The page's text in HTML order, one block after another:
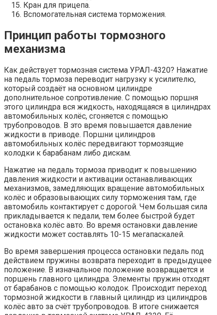
Кран для прицепа.
Вспомогательная система торможения.
Принцип работы тормозного
механизма
Как действует тормозная система УРАЛ-4320? Нажатие
на педаль тормоза переводит нагрузку к усилителю,
который создаёт на основном цилиндре
дополнительное сопротивление. С помощью поршня
этого цилиндра вся жидкость, находящаяся в цилиндрах
автомобильных колёс, сгоняется с помощью
трубопроводов. В это время повышается давление
жидкости в приводе. Поршни цилиндров
автомобильных колёс передвигают тормозящие
колодки к барабанам либо дискам.
Нажатие на педаль тормоза приводит к повышению
давления жидкости и активации останавливающих
механизмов, замедляющих вращение автомобильных
колёс и образовывающих силу торможения там, где
автомобиль контактирует с дорогой. Чем большая сила
прикладывается к педали, тем более быстрой будет
остановка колёс авто. Во время остановки давление
жидкости может составлять 10-15 мегапаскалей.
Во время завершения процесса остановки педаль под
действием пружины возврата переходит в предыдущее
положение. В изначальное положение возвращается и
поршень главного цилиндра. Элементы пружин отходят
от барабанов с помощью колодок. Происходит переход
тормозной жидкости в главный цилиндр из цилиндров
колёс авто за счёт трубопроводов. В итоге снижается